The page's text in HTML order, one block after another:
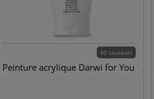
40 couleurs
Peinture acrylique Darwi for You